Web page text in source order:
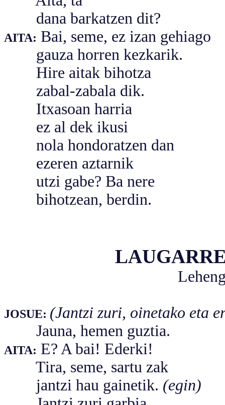
dana barkatzen dit?
AITA: Bai, seme, ez izan gehiago
gauza horren kezkarik.
Hire aitak bihotza
zabal-zabala dik.
Itxasoan harria
ez al dek ikusi
nola hondoratzen dan
ezeren aztarnik
utzi gabe? Ba nere
bihotzean, berdin.
JOSUE: (Jantzi zuri, oinetako eta
Jauna, hemen guztia.
AITA: E? A bai! Ederki!
Tira, seme, sartu zak
jantzi hau gainetik. (egin)